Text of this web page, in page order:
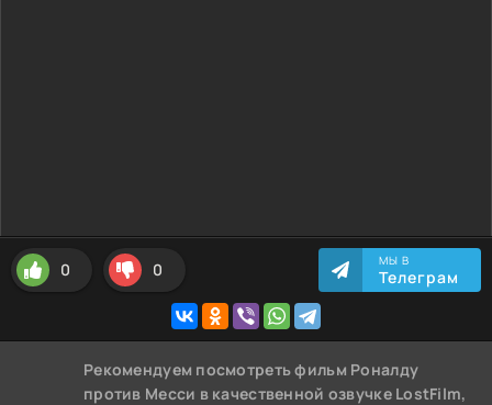
0 0 МЫ В
Телеграм
Рекомендуем посмотреть фильм Роналду
против Месси в качественной озвучке LostFilm,